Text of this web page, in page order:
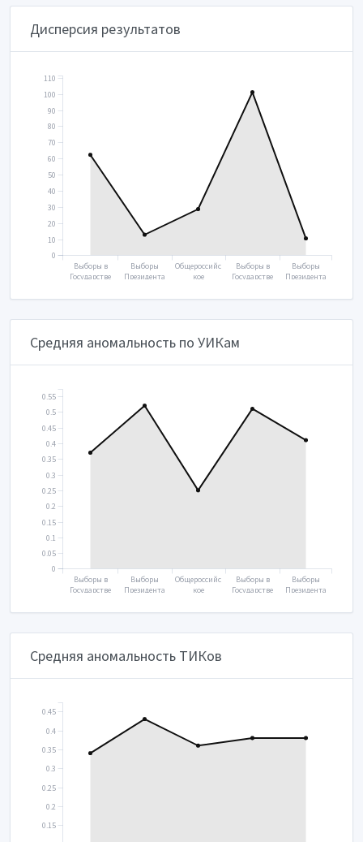
Дисперсия результатов
Выборы в
Государстве
2016
Выборы
Президента
Общероссийс
кое
2020
Выборы в
Государстве
2021
Выборы
Президента
0
10
20
30
40
50
60
70
80
90
100
110
Средняя аномальность по УИКам
Выборы в
Государстве
2016
Выборы
Президента
Общероссийс
кое
2020
Выборы в
Государстве
2021
Выборы
Президента
0
0.05
0.1
0.15
0.2
0.25
0.3
0.35
0.4
0.45
0.5
0.55
Средняя аномальность ТИКов
0.15
0.2
0.25
0.3
0.35
0.4
0.45